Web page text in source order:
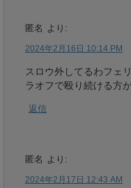
匿名 より:
2024年2月16日 10:14 PM
スロウ外してるわフェ
ラオフで殴り続ける方
返信
匿名 より:
2024年2月17日 12:43 AM